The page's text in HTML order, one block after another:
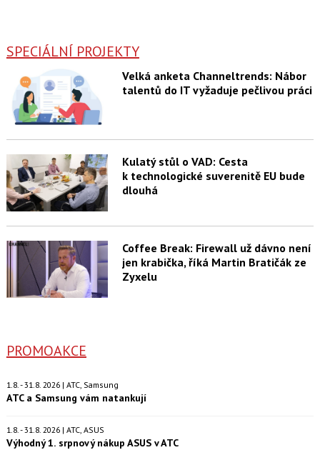
SPECIÁLNÍ PROJEKTY
Velká anketa Channeltrends: Nábor
talentů do IT vyžaduje pečlivou práci
Kulatý stůl o VAD: Cesta
k technologické suverenitě EU bude
dlouhá
Coffee Break: Firewall už dávno není
jen krabička, říká Martin Bratičák ze
Zyxelu
PROMOAKCE
1.8. - 31.8. 2026 | ATC, Samsung
ATC a Samsung vám natankují
1.8. - 31.8. 2026 | ATC, ASUS
Výhodný 1. srpnový nákup ASUS v ATC